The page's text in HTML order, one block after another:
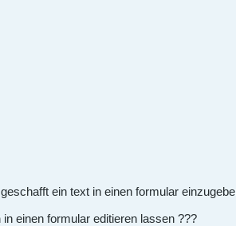
ein text in einen formular
in einen formular editieren lassen ???